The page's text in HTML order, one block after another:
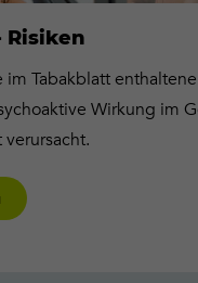
Risiken
Tabakblatt
Wirkung im